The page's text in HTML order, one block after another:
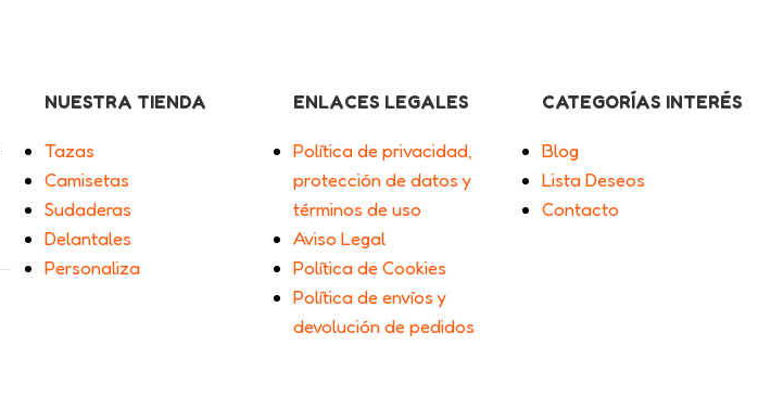
NUESTRA TIENDA
Tazas
Camisetas
Sudaderas
Delantales
Personaliza
ENLACES LEGALES
Política de privacidad,
protección de datos y
términos de uso
Aviso Legal
Política de Cookies
Política de envíos y
devolución de pedidos
CATEGORÍAS INTERÉS
Blog
Lista Deseos
Contacto